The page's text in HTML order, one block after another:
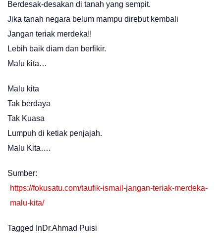
Berdesak-desakan di tanah yang sempit.
Jika tanah negara belum mampu direbut kembali
Jangan teriak merdeka!!
Lebih baik diam dan berfikir.
Malu kita…
Malu kita
Tak berdaya
Tak Kuasa
Lumpuh di ketiak penjajah.
Malu Kita….
Sumber:
https://fokusatu.com/taufik-ismail-jangan-teriak-merdeka-
malu-kita/
Tagged InDr.Ahmad Puisi